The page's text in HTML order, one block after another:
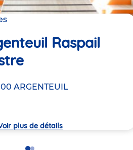
Raspail
ARGENTEUIL
plus de détails